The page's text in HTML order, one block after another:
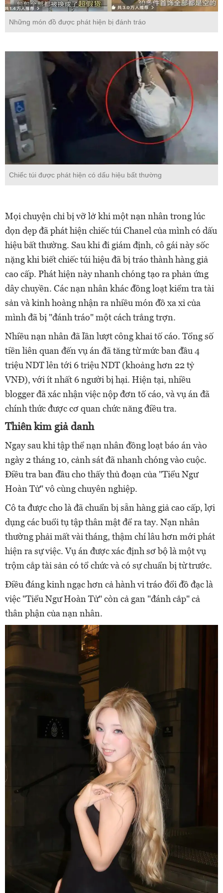
Những món đồ được phát hiện bị đánh tráo
Chiếc túi được phát hiện có dấu hiệu bất thường
Mọi chuyện chỉ bị vỡ lở khi một nạn nhân trong lúc
dọn dẹp đã phát hiện chiếc túi Chanel của mình có dấu
hiệu bất thường. Sau khi đi giám định, cô gái này sốc
nặng khi biết chiếc túi hiệu đã bị tráo thành hàng giả
cao cấp. Phát hiện này nhanh chóng tạo ra phản ứng
dây chuyền. Các nạn nhân khác đồng loạt kiểm tra tài
sản và kinh hoàng nhận ra nhiều món đồ xa xỉ của
mình đã bị "đánh tráo" một cách trắng trợn.
Nhiều nạn nhân đã lần lượt công khai tố cáo. Tổng số
tiền liên quan đến vụ án đã tăng từ mức ban đầu 4
triệu NDT lên tới 6 triệu NDT (khoảng hơn 22 tỷ
VNĐ), với ít nhất 6 người bị hại. Hiện tại, nhiều
blogger đã xác nhận việc nộp đơn tố cáo, và vụ án đã
chính thức được cơ quan chức năng điều tra.
Thiên kim giả danh
Ngay sau khi tập thể nạn nhân đồng loạt báo án vào
ngày 2 tháng 10, cảnh sát đã nhanh chóng vào cuộc.
Điều tra ban đầu cho thấy thủ đoạn của "Tiểu Ngư
Hoàn Tử" vô cùng chuyên nghiệp.
Cô ta được cho là đã chuẩn bị sẵn hàng giả cao cấp, lợi
dụng các buổi tụ tập thân mật để ra tay. Nạn nhân
thường phải mất vài tháng, thậm chí lâu hơn mới phát
hiện ra sự việc. Vụ án được xác định sơ bộ là một vụ
trộm cắp tài sản có tổ chức và có sự chuẩn bị từ trước.
Điều đáng kinh ngạc hơn cả hành vi tráo đổi đồ đạc là
việc "Tiểu Ngư Hoàn Tử" còn cả gan "đánh cắp" cả
thân phận của nạn nhân.